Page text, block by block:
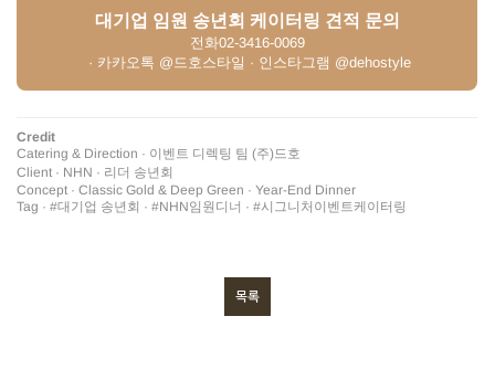
대기업 임원 송년회 케이터링 견적 문의
전화02-3416-0069
· 카카오톡 @드호스타일 · 인스타그램 @dehostyle
Credit
Catering & Direction · 이벤트 디렉팅 팀 (주)드호
Client · NHN · 리더 송년회
Concept · Classic Gold & Deep Green · Year-End Dinner
Tag · #대기업 송년회 · #NHN임원디너 · #시그니처이벤트케이터링
목록